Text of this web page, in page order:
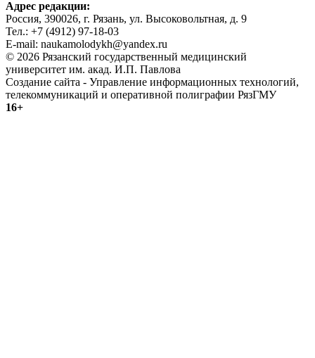
Адрес редакции:
Россия, 390026, г. Рязань, ул. Высоковольтная, д. 9
Тел.: +7 (4912) 97-18-03
E-mail: naukamolodykh@yandex.ru
© 2026 Рязанский государственный медицинский
университет им. акад. И.П. Павлова
Создание сайта - Управление информационных технологий,
телекоммуникаций и оперативной полиграфии РязГМУ
16+